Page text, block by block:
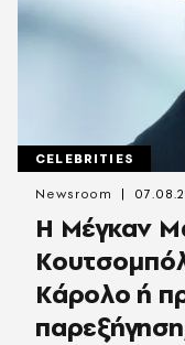
CELEBRITIES
Η Μέγκαν
Κάρολο ή
Newsroom